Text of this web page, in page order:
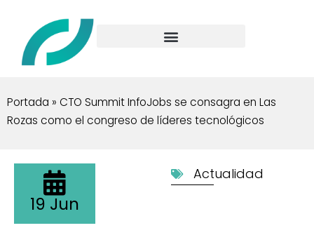
Portada » CTO Summit InfoJobs se consagra en Las
Rozas como el congreso de líderes tecnológicos
19 Jun
Actualidad